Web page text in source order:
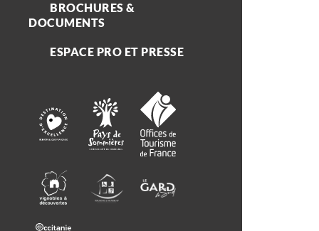
BROCHURES &
DOCUMENTS
ESPACE PRO ET PRESSE